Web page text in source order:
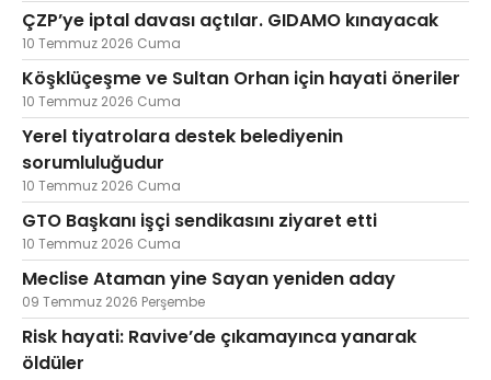
ÇZP’ye iptal davası açtılar. GIDAMO kınayacak
10 Temmuz 2026 Cuma
Köşklüçeşme ve Sultan Orhan için hayati öneriler
10 Temmuz 2026 Cuma
Yerel tiyatrolara destek belediyenin
sorumluluğudur
10 Temmuz 2026 Cuma
GTO Başkanı işçi sendikasını ziyaret etti
10 Temmuz 2026 Cuma
Meclise Ataman yine Sayan yeniden aday
09 Temmuz 2026 Perşembe
Risk hayati: Ravive’de çıkamayınca yanarak
öldüler